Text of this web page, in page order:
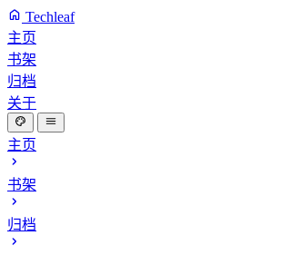
Techleaf
主页
书架
归档
关于
主页
书架
归档